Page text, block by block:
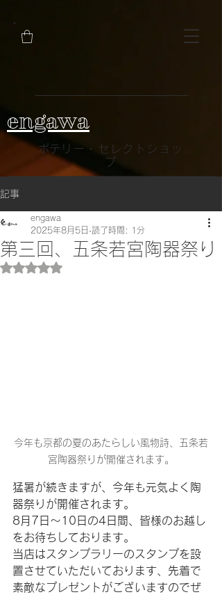
​ポテリー・セレクトショッ
プ
engawa
記事
第三回、五条若宮陶器祭り
engawa
2025年8月5日 読了時間: 1分
5つ星のうちNaNと評価されています。
今年も京都の夏のあたらしい風物詩、五条若
宮陶器祭りが開催されます。
猛暑が続きますが、今年も元気よく陶
器祭りが開催されます。
8月7日～10日の4日間、皆様のお越し
をお待ちしております。
当店はスタンプラリーのスタンプを設
置させていただいております、先着で
素敵なプレゼントがございますのでぜ